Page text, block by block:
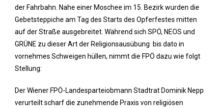
der Fahrbahn. Nahe einer Moschee im 15. Bezirk wurden die
Gebetsteppiche am Tag des Starts des Opferfestes mitten
auf der Straße ausgebreitet. Während sich SPÖ, NEOS und
GRÜNE zu dieser Art der Religionsausübung bis dato in
vornehmes Schweigen hüllen, nimmt die FPÖ dazu wie folgt
Stellung:
Der Wiener FPÖ-Landesparteiobmann Stadtrat Dominik Nepp
verurteilt scharf die zunehmende Praxis von religiösen